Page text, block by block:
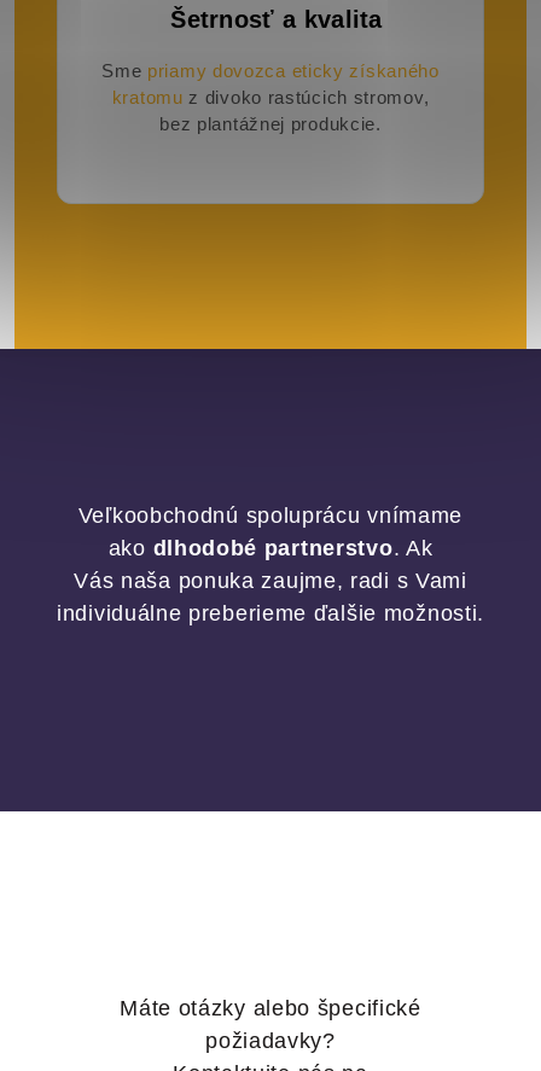
Šetrnosť a kvalita
Sme priamy dovozca eticky získaného
kratomu z divoko rastúcich stromov,
bez plantážnej produkcie.
Veľkoobchodnú spoluprácu vnímame
ako dlhodobé partnerstvo. Ak
Vás naša ponuka zaujme, radi s Vami
individuálne preberieme ďalšie možnosti.
Máte otázky alebo špecifické
požiadavky?